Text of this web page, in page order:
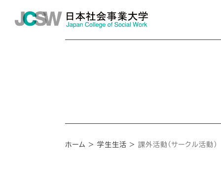
ホーム 学生生活 課外活動（サークル活動）